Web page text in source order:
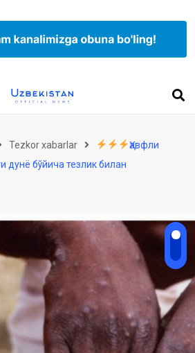
Tezkor xabarlar
Ҳавфли
дунё бўйича тезлик билан